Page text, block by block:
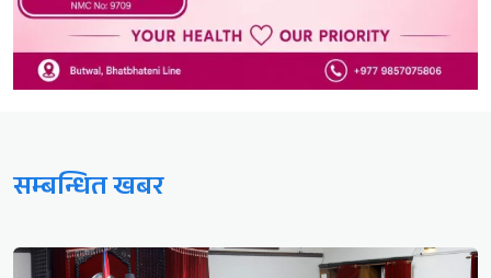
सम्बन्धित खबर